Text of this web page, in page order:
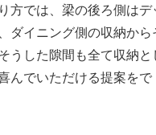
方では、梁の後ろ側はデ
ダイニング側の収納から
うした隙間も全て収納と
んでいただける提案をで